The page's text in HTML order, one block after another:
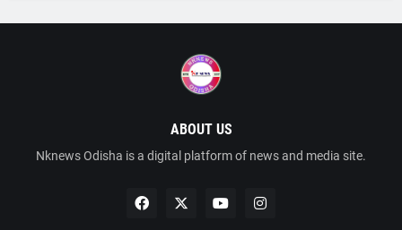
ABOUT US
Nknews Odisha is a digital platform of news and media site.